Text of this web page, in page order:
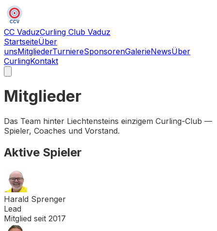
CCV
CC VaduzCurling Club Vaduz
StartseiteÜber
unsMitgliederTurniereSponsorenGalerieNewsÜber
CurlingKontakt
Mitglieder
Das Team hinter Liechtensteins einzigem Curling-Club —
Spieler, Coaches und Vorstand.
Aktive Spieler
Harald Sprenger
Lead
Mitglied seit 2017